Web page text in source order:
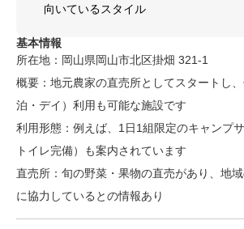
向いているスタイル
基本情報
所在地：岡山県岡山市北区掛畑 321-1
概要：地元農家の直売所としてスタートし
泊・デイ）利用も可能な施設です
利用形態：例えば、1日1組限定のキャンプ
トイレ完備）も案内されています
直売所：旬の野菜・果物の直売があり、地
に協力しているとの情報あり